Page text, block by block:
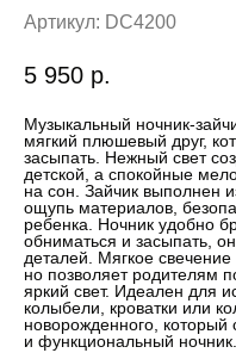
Артикул: DC4200
5 950 р.
Музыкальный ночник-
мягкий плюшевый друг,
засыпать. Нежный свет
детской, а спокойные
на сон. Зайчик выполнен
ощупь материалов,
ребенка. Ночник удобно
обниматься и засыпать,
деталей. Мягкое
но позволяет родителям
яркий свет. Идеален для
колыбели, кроватки или
новорожденного,
и функциональный ночник.